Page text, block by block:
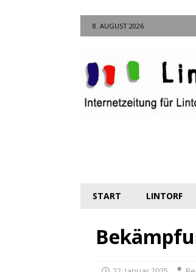
8. AUGUST 2026
START LINTORF